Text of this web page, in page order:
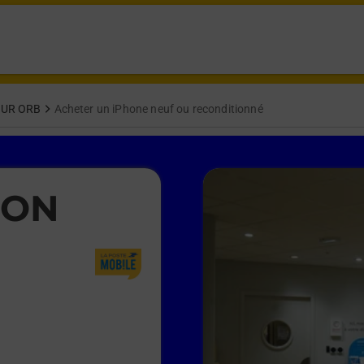
ORB Acheter un iPhone neuf ou reconditionné